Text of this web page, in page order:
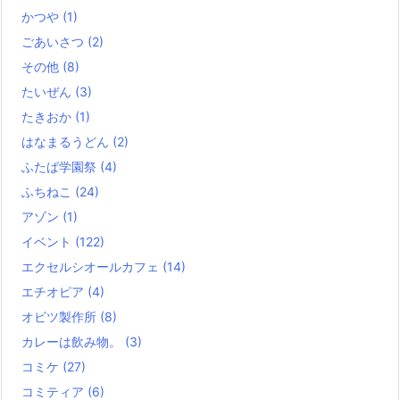
かつや (1)
ごあいさつ (2)
その他 (8)
たいぜん (3)
たきおか (1)
はなまるうどん (2)
ふたば学園祭 (4)
ふちねこ (24)
アゾン (1)
イベント (122)
エクセルシオールカフェ (14)
エチオピア (4)
オビツ製作所 (8)
カレーは飲み物。 (3)
コミケ (27)
コミティア (6)